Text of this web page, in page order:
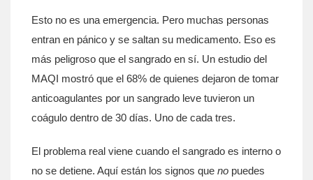
Esto no es una emergencia. Pero muchas personas
entran en pánico y se saltan su medicamento. Eso es
más peligroso que el sangrado en sí. Un estudio del
MAQI mostró que el 68% de quienes dejaron de tomar
anticoagulantes por un sangrado leve tuvieron un
coágulo dentro de 30 días. Uno de cada tres.
El problema real viene cuando el sangrado es interno o
no se detiene. Aquí están los signos que no puedes